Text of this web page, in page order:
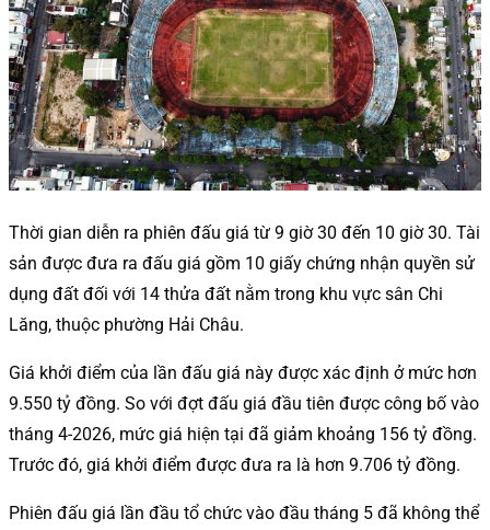
Thời gian diễn ra phiên đấu giá từ 9 giờ 30 đến 10 giờ 30. Tài
sản được đưa ra đấu giá gồm 10 giấy chứng nhận quyền sử
dụng đất đối với 14 thửa đất nằm trong khu vực sân Chi
Lăng, thuộc phường Hải Châu.
Giá khởi điểm của lần đấu giá này được xác định ở mức hơn
9.550 tỷ đồng. So với đợt đấu giá đầu tiên được công bố vào
tháng 4-2026, mức giá hiện tại đã giảm khoảng 156 tỷ đồng.
Trước đó, giá khởi điểm được đưa ra là hơn 9.706 tỷ đồng.
Phiên đấu giá lần đầu tổ chức vào đầu tháng 5 đã không thể